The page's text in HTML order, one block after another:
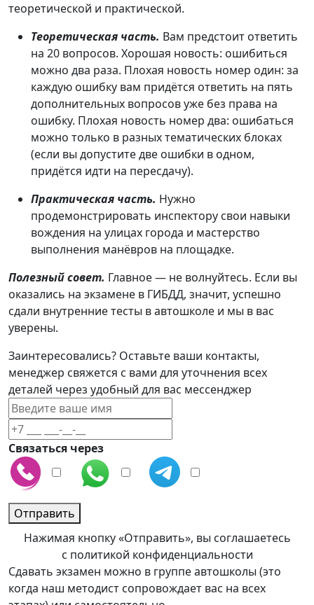
теоретической и практической.
Теоретическая часть. Вам предстоит ответить
на 20 вопросов. Хорошая новость: ошибиться
можно два раза. Плохая новость номер один: за
каждую ошибку вам придётся ответить на пять
дополнительных вопросов уже без права на
ошибку. Плохая новость номер два: ошибаться
можно только в разных тематических блоках
(если вы допустите две ошибки в одном,
придётся идти на пересдачу).
Практическая часть. Нужно
продемонстрировать инспектору свои навыки
вождения на улицах города и мастерство
выполнения манёвров на площадке.
Полезный совет. Главное — не волнуйтесь. Если вы
оказались на экзамене в ГИБДД, значит, успешно
сдали внутренние тесты в автошколе и мы в вас
уверены.
Заинтересовались? Оставьте ваши контакты,
менеджер свяжется с вами для уточнения всех
деталей через удобный для вас мессенджер
Связаться через
Отправить
Нажимая кнопку «Отправить», вы соглашаетесь
с политикой конфиденциальности
Сдавать экзамен можно в группе автошколы (это
когда наш методист сопровождает вас на всех